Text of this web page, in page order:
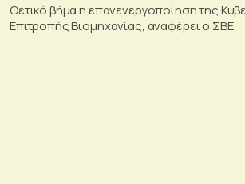
Θετικό βήμα η επανενεργοποίηση της
Επιτροπής Βιομηχανίας, αναφέρει ο ΣΒΕ